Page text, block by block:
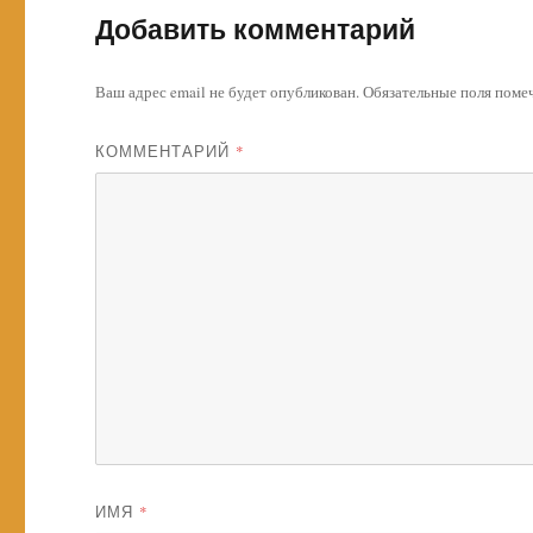
Добавить комментарий
Ваш адрес email не будет опубликован.Обязательные поля
КОММЕНТАРИЙ *
ИМЯ *